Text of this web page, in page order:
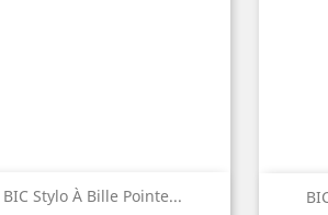
BIC Stylo À Bille Pointe...
 Aperçu rapide